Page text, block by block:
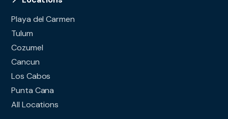
Playa del Carmen
Tulum
Cozumel
Cancun
Los Cabos
Punta Cana
All Locations